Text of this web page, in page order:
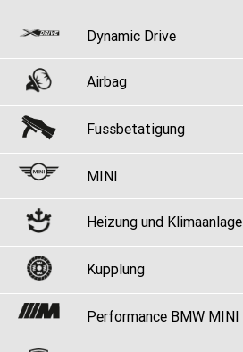
Dynamic Drive
Airbag
Fussbetatigung
MINI
Heizung und Klimaanlage
Kupplung
Performance BMW MINI